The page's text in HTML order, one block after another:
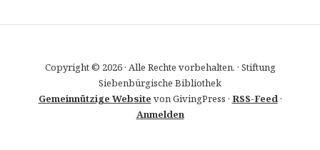
Copyright © 2026 · Alle Rechte vorbehalten. · Stiftung
Siebenbürgische Bibliothek
Gemeinnützige Website von GivingPress · RSS-Feed·
Anmelden